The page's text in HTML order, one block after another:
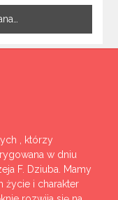
, którzy
w dniu
F. Dziuba. Mamy
życie i charakter